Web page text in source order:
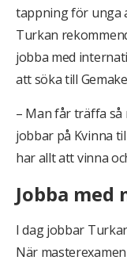
tappning för unga
Turkan
jobba med
att söka till
– Man får träffa
jobbar på Kvinna
har allt att vinna
Jobba
I dag jobbar
När